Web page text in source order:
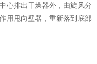
心排出干燥器外，由旋风分
用甩向壁器，重新落到底部